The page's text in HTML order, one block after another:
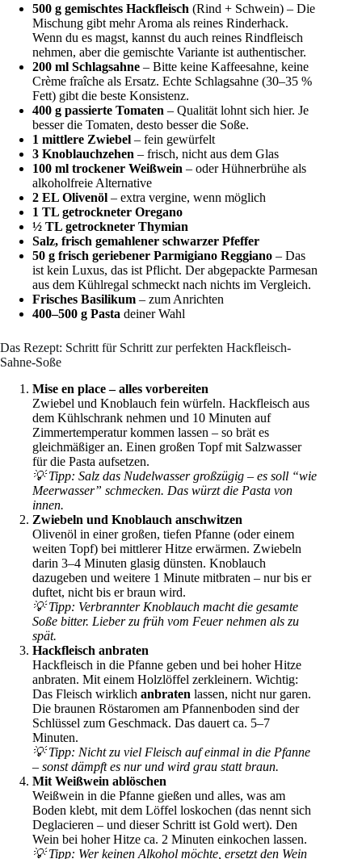
500 g gemischtes Hackfleisch (Rind + Schwein) – Die
Mischung gibt mehr Aroma als reines Rinderhack.
Wenn du es magst, kannst du auch reines Rindfleisch
nehmen, aber die gemischte Variante ist authentischer.
200 ml Schlagsahne – Bitte keine Kaffeesahne, keine
Crème fraîche als Ersatz. Echte Schlagsahne (30–35 %
Fett) gibt die beste Konsistenz.
400 g passierte Tomaten – Qualität lohnt sich hier. Je
besser die Tomaten, desto besser die Soße.
1 mittlere Zwiebel – fein gewürfelt
3 Knoblauchzehen – frisch, nicht aus dem Glas
100 ml trockener Weißwein – oder Hühnerbrühe als
alkoholfreie Alternative
2 EL Olivenöl – extra vergine, wenn möglich
1 TL getrockneter Oregano
½ TL getrockneter Thymian
Salz, frisch gemahlener schwarzer Pfeffer
50 g frisch geriebener Parmigiano Reggiano – Das
ist kein Luxus, das ist Pflicht. Der abgepackte Parmesan
aus dem Kühlregal schmeckt nach nichts im Vergleich.
Frisches Basilikum – zum Anrichten
400–500 g Pasta deiner Wahl
Das Rezept: Schritt für Schritt zur perfekten Hackfleisch-
Sahne-Soße
Mise en place – alles vorbereiten
Zwiebel und Knoblauch fein würfeln. Hackfleisch aus
dem Kühlschrank nehmen und 10 Minuten auf
Zimmertemperatur kommen lassen – so brät es
gleichmäßiger an. Einen großen Topf mit Salzwasser
für die Pasta aufsetzen.
💡 Tipp: Salz das Nudelwasser großzügig – es soll “wie
Meerwasser” schmecken. Das würzt die Pasta von
innen.
Zwiebeln und Knoblauch anschwitzen
Olivenöl in einer großen, tiefen Pfanne (oder einem
weiten Topf) bei mittlerer Hitze erwärmen. Zwiebeln
darin 3–4 Minuten glasig dünsten. Knoblauch
dazugeben und weitere 1 Minute mitbraten – nur bis er
duftet, nicht bis er braun wird.
💡 Tipp: Verbrannter Knoblauch macht die gesamte
Soße bitter. Lieber zu früh vom Feuer nehmen als zu
spät.
Hackfleisch anbraten
Hackfleisch in die Pfanne geben und bei hoher Hitze
anbraten. Mit einem Holzlöffel zerkleinern. Wichtig:
Das Fleisch wirklich anbraten lassen, nicht nur garen.
Die braunen Röstaromen am Pfannenboden sind der
Schlüssel zum Geschmack. Das dauert ca. 5–7
Minuten.
💡 Tipp: Nicht zu viel Fleisch auf einmal in die Pfanne
– sonst dämpft es nur und wird grau statt braun.
Mit Weißwein ablöschen
Weißwein in die Pfanne gießen und alles, was am
Boden klebt, mit dem Löffel loskochen (das nennt sich
Deglacieren – und dieser Schritt ist Gold wert). Den
Wein bei hoher Hitze ca. 2 Minuten einkochen lassen.
💡 Tipp: Wer keinen Alkohol möchte, ersetzt den Wein